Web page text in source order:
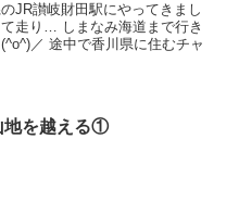
JR讃岐財田駅にやってきまし
走り… しまなみ海道まで行き
／ 途中で香川県に住むチャ
地を越える①